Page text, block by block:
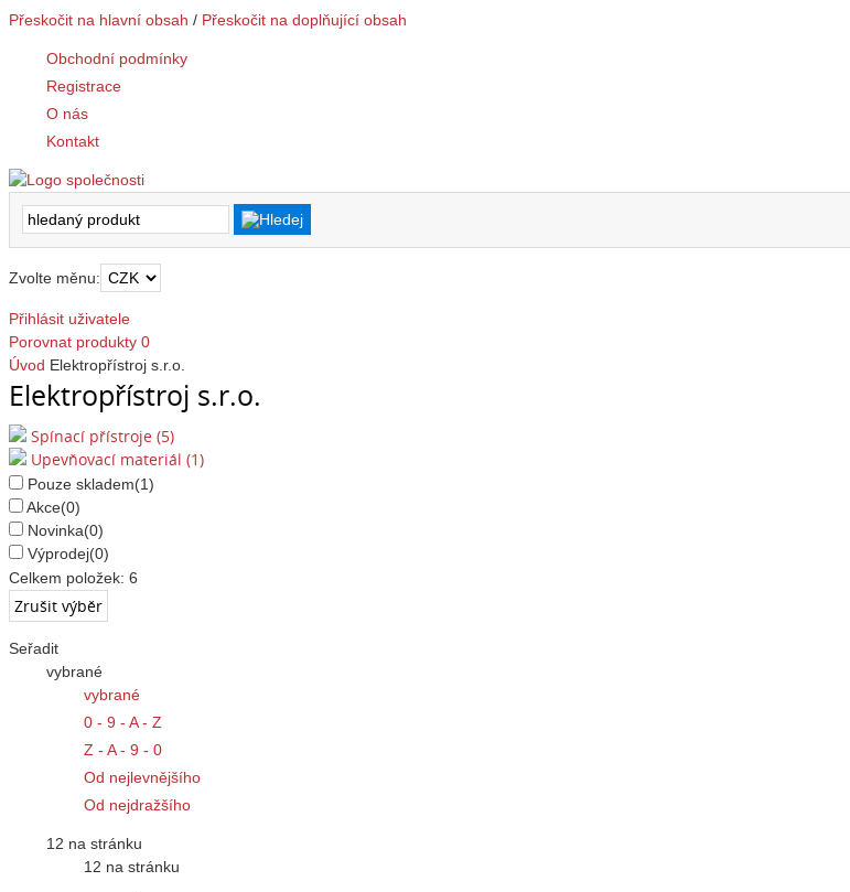
Přeskočit na hlavní obsah / Přeskočit na doplňující obsah
Obchodní podmínky
Registrace
O nás
Kontakt
Zvolte měnu:
Přihlásit uživatele
Porovnat produkty 0
Úvod Elektropřístroj s.r.o.
Elektropřístroj s.r.o.
Spínací přístroje (5)
Upevňovací materiál (1)
Pouze skladem(1)
Akce(0)
Novinka(0)
Výprodej(0)
Celkem položek: 6
Seřadit
vybrané
vybrané
0 - 9 - A - Z
Z - A - 9 - 0
Od nejlevnějšího
Od nejdražšího
12 na stránku
12 na stránku